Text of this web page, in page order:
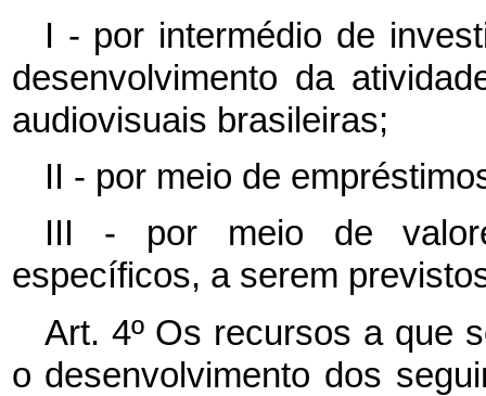
I - por intermédio de
desenvolvimento da
audiovisuais brasileiras;
II - por meio de
III - por meio de
específicos, a serem
Art. 4º Os recursos a que
o desenvolvimento dos